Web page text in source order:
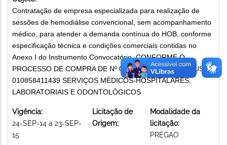
Contratação de empresa especializada para realização de
sessões de hemodiálise convencional, sem acompanhamento
médico, para atender a demanda contínua do HOB, conforme
especificação técnica e condições comerciais contidas no
Anexo I do Instrumento Convocatório, CONFORME O
PROCESSO DE COMPRA DE Nº 03-63/2014 - Nº DE OPUS:
010858411439 SERVIÇOS MÉDICOS-HOSPITALARES,
LABORATORIAIS E ODONTOLÓGICOS
Vigência:
24-SEP-14 a 23-SEP-
15
Licitação de
Origem:
Modalidade da
licitação:
PREGAO